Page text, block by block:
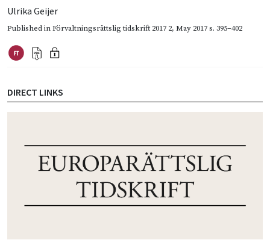
Ulrika Geijer
Published inFörvaltningsrättslig tidskrift 2017 2, May 2017s. 395–402
DIRECT LINKS